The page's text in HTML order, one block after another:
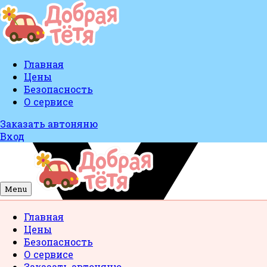
Главная
Цены
Безопасность
О сервисе
Заказать автоняню
Вход
Menu
Главная
Цены
Безопасность
О сервисе